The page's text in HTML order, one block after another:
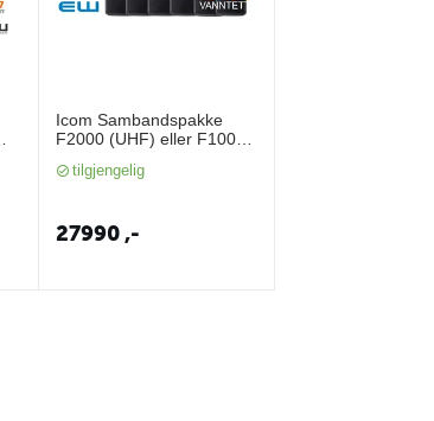
Icom Sambandspakke
F2000 (UHF) eller F1000
tilgjengelig
27990,-